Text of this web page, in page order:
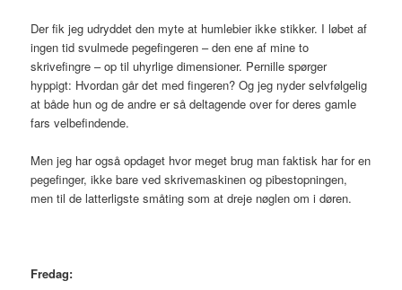
Der fik jeg udryddet den myte at humlebier ikke stikker. I løbet af
ingen tid svulmede pegefingeren – den ene af mine to
skrivefingre – op til uhyrlige dimensioner. Pernille spørger
hyppigt: Hvordan går det med fingeren? Og jeg nyder selvfølgelig
at både hun og de andre er så deltagende over for deres gamle
fars velbefindende.
Men jeg har også opdaget hvor meget brug man faktisk har for en
pegefinger, ikke bare ved skrivemaskinen og pibestopningen,
men til de latterligste småting som at dreje nøglen om i døren.
Fredag: